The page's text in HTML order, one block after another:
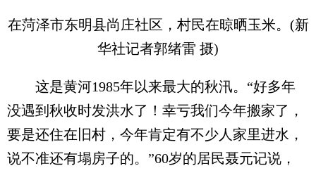
在菏泽市东明县尚庄社区，村民在晾晒玉米。(新
华社记者郭绪雷 摄)
这是黄河1985年以来最大的秋汛。“好多年
没遇到秋收时发洪水了！幸亏我们今年搬家了，
要是还住在旧村，今年肯定有不少人家里进水，
说不准还有塌房子的。”60岁的居民聂元记说，